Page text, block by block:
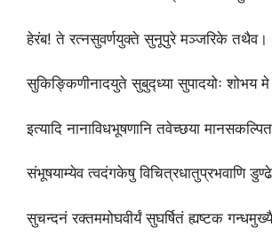
हेरंब! ते रत्नसुवर्णयुक्ते सुनूपुरे मञ्जरिके तथैव।
सुकिङ्किणीनादयुते सुबुद्ध्या सुपादयोः शोभय
इत्यादि नानाविधभूषणानि तवेच्छया
संभूषयाम्येव त्वदंगकेषु विचित्रधातुप्रभवाणि
सुचन्दनं रक्तममोघवीर्यं सुघर्षितं ह्यष्टक